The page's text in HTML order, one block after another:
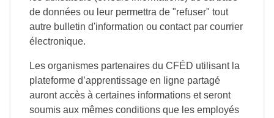
de données ou leur permettra de "refuser" tout
autre bulletin d'information ou contact par courrier
électronique.
Les organismes partenaires du CFÉD utilisant la
plateforme d’apprentissage en ligne partagé
auront accès à certaines informations et seront
soumis aux mêmes conditions que les employés